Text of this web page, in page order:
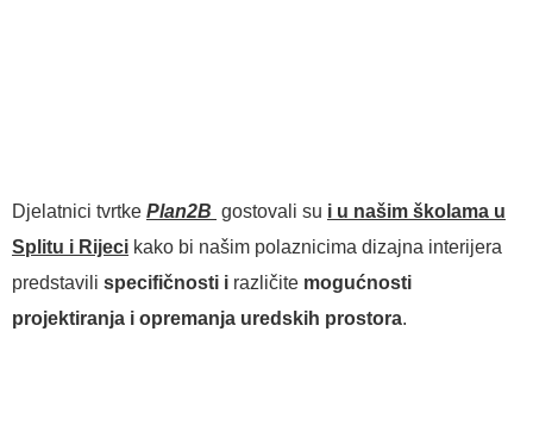
Djelatnici tvrtke Plan2B gostovali su i u našim školama u
Splitu i Rijeci kako bi našim polaznicima dizajna interijera
predstavili specifičnosti i različite mogućnosti
projektiranja i opremanja uredskih prostora.